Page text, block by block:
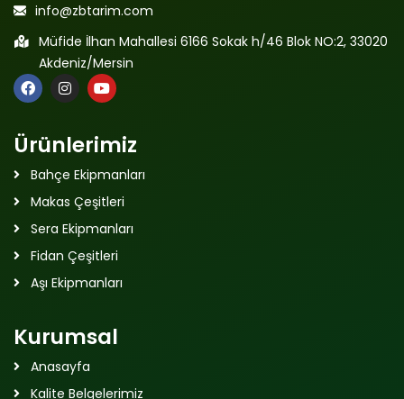
info@zbtarim.com
Müfide İlhan Mahallesi 6166 Sokak h/46 Blok NO:2, 33020
Akdeniz/Mersin
Ürünlerimiz
Bahçe Ekipmanları
Makas Çeşitleri
Sera Ekipmanları
Fidan Çeşitleri
Aşı Ekipmanları
Kurumsal
Anasayfa
Kalite Belgelerimiz